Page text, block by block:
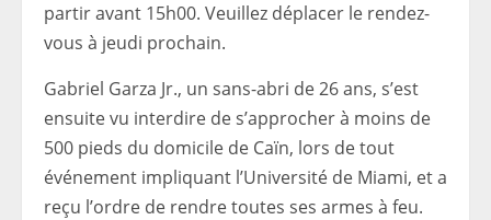
partir avant 15h00. Veuillez déplacer le rendez-
vous à jeudi prochain.
Gabriel Garza Jr., un sans-abri de 26 ans, s’est
ensuite vu interdire de s’approcher à moins de
500 pieds du domicile de Caïn, lors de tout
événement impliquant l’Université de Miami, et a
reçu l’ordre de rendre toutes ses armes à feu.